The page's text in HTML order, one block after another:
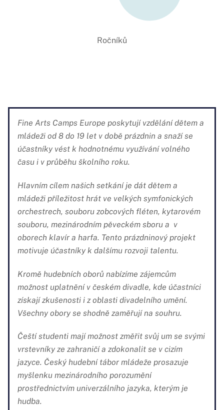
Ročníků
Fine Arts Camps Europe poskytují vzdělání dětem a
mládeži od 8 do 19 let v době prázdnin a snaží se
účastníky vést k hodnotnému využívání volného
času i v průběhu školního roku.
Hlavním cílem našich setkání je dát dětem a
mládeži příležitost hrát ve velkých symfonických
orchestrech, souboru zobcových fléten, kytarovém
souboru, mezinárodním pěveckém sboru a v
oborech klavír a harfa. Tento prázdninový projekt
motivuje účastníky k dalšímu rozvoji talentu.
Kromě hudebních oborů nabízíme zájemcům
možnost uplatnění v českém divadle, kde účastníci
získají zkušenosti i z oblasti divadelního umění.
Všechny obory se shodně zaměřují na souhru.
Čeští studenti mají možnost změřit svůj um se svými
vrstevníky ze zahraničí a zdokonalit se v cizím
jazyce. Český hudební tábor mládeže prosazuje
myšlenku mezinárodního porozumění
prostřednictvím univerzálního jazyka, kterým je
hudba.